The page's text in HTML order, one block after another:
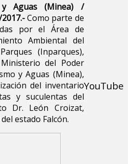
y Aguas (Minea) /
Como parte de
por el Área de
Ambiental del
(Inparques),
del Poder
y Aguas (Minea),
del inventario
y suculentas del
Dr. León Croizat,
estado Falcón.
YouTube